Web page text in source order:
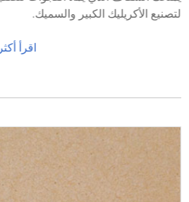
لتصنيع الأكريليك الكبير والسميك.
اقرأ أكثر